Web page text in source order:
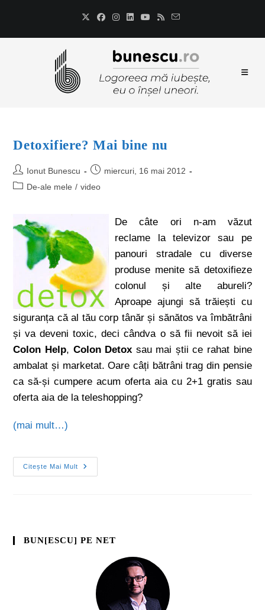
Detoxifiere? Mai bine nu
Ionut Bunescu
miercuri, 16 mai 2012
De-ale mele / video
De câte ori n-am văzut
reclame la televizor sau pe
panouri stradale cu diverse
produse menite să detoxifieze
colonul și alte abureli?
Aproape ajungi să trăiești cu
siguranța că al tău corp tânăr și sănătos va îmbătrâni
și va deveni toxic, deci cândva o să fii nevoit să iei
Colon Help, Colon Detox sau mai știi ce rahat bine
ambalat și marketat. Oare câți bătrâni trag din pensie
ca să-și cumpere acum oferta aia cu 2+1 gratis sau
oferta aia de la teleshopping?
(mai mult…)
Citește Mai Mult
BUN[ESCU] PE NET